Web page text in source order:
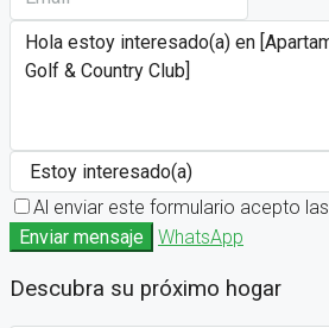
Al enviar este formulario acepto las
Enviar mensaje
WhatsApp
Descubra su próximo hogar